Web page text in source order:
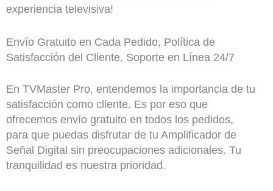
experiencia televisiva!
Envío Gratuito en Cada Pedido, Política de
Satisfacción del Cliente, Soporte en Línea 24/7
En TVMaster Pro, entendemos la importancia de tu
satisfacción como cliente. Es por eso que
ofrecemos envío gratuito en todos los pedidos,
para que puedas disfrutar de tu Amplificador de
Señal Digital sin preocupaciones adicionales. Tu
tranquilidad es nuestra prioridad.